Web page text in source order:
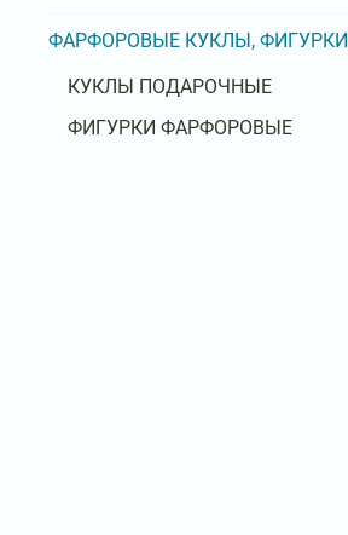
ФАРФОРОВЫЕ КУКЛЫ, ФИГУРКИ
КУКЛЫ ПОДАРОЧНЫЕ
ФИГУРКИ ФАРФОРОВЫЕ